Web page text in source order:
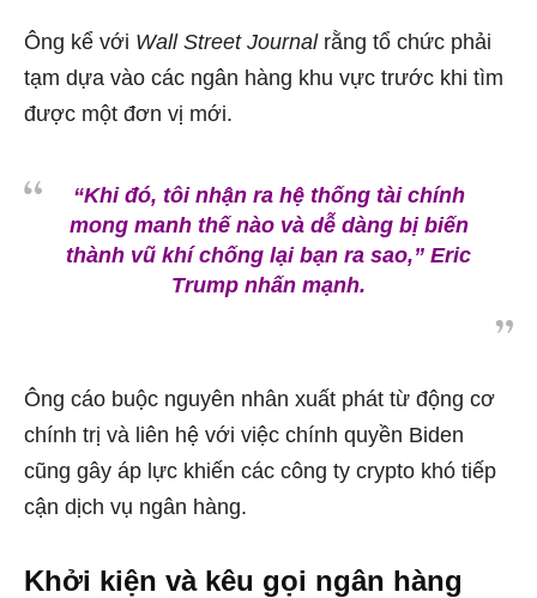
Ông kể với Wall Street Journalrằng tổ chức phải
tạm dựa vào các ngân hàng khu vực trước khi tìm
được một đơn vị mới.
“Khi đó, tôi nhận ra hệ thống tài chính
mong manh thế nào và dễ dàng bị biến
thành vũ khí chống lại bạn ra sao,” Eric
Trump nhấn mạnh.
Ông cáo buộc nguyên nhân xuất phát từ động cơ
chính trị và liên hệ với việc chính quyền Biden
cũng gây áp lực khiến các công ty crypto khó tiếp
cận dịch vụ ngân hàng.
Khởi kiện và kêu gọi ngân hàng